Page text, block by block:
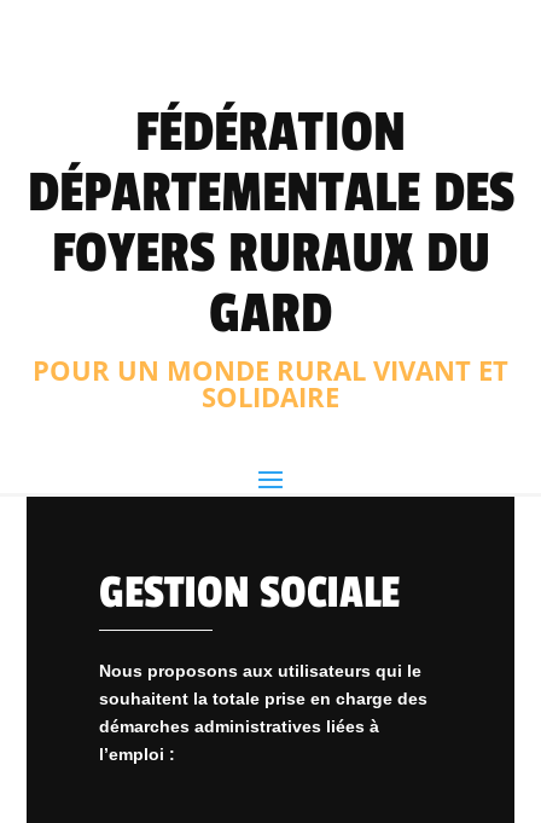
FÉDÉRATION
DÉPARTEMENTALE DES
FOYERS RURAUX DU
GARD
POUR UN MONDE RURAL VIVANT ET
SOLIDAIRE
GESTION SOCIALE
Nous proposons aux utilisateurs qui le
souhaitent la totale prise en charge des
démarches administratives liées à
l’emploi :